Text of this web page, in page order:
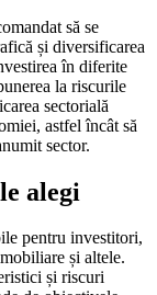
să se
și diversificarea
în diferite
la riscurile
sectorială
astfel încât să
sector.
alegi
pentru investitori,
și altele.
și riscuri